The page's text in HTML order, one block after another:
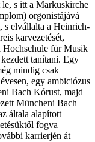
le, s itt a Markuskirche
orgonistájává
s elvállalta a Heinrich-
karvezetését,
Hochschule für Musik
tanítani. Egy
mindig csak
egy ambiciózus
Bach Kórust, majd
Müncheni Bach
általa alapított
fogva
karrierjén át